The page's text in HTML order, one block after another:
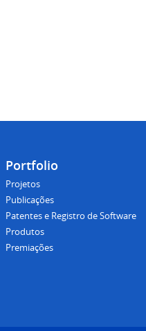
Portfolio
Projetos
Publicações
Patentes e Registro de Software
Produtos
Premiações